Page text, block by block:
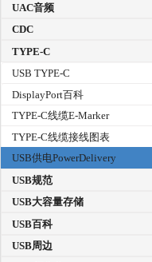
UAC音频
CDC
TYPE-C
USB TYPE-C
DisplayPort百科
TYPE-C线缆E-Marker
TYPE-C线缆接线图表
USB供电PowerDelivery
USB规范
USB大容量存储
USB百科
USB周边